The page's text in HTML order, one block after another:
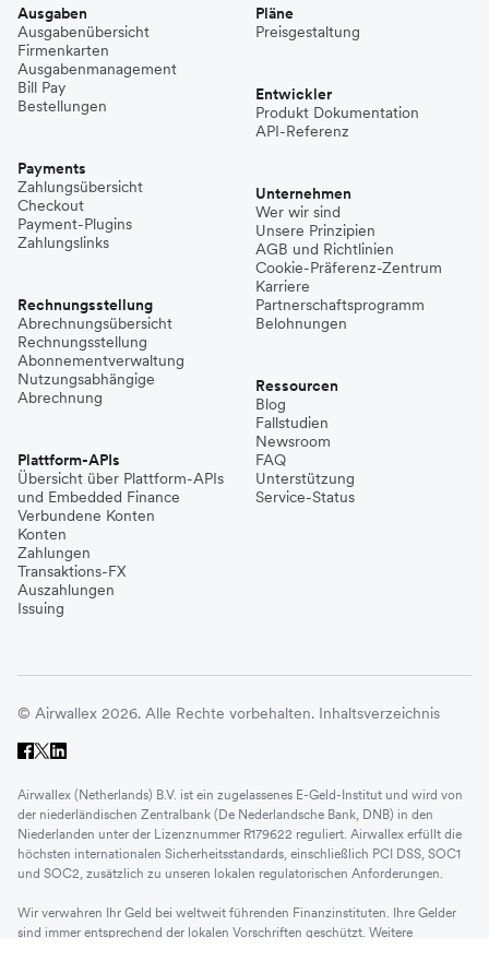
Ausgaben
Ausgabenübersicht
Firmenkarten
Ausgabenmanagement
Bill Pay
Bestellungen
Payments
Zahlungsübersicht
Checkout
Payment-Plugins
Zahlungslinks
Rechnungsstellung
Abrechnungsübersicht
Rechnungsstellung
Abonnementverwaltung
Nutzungsabhängige
Abrechnung
Plattform-APIs
Übersicht über Plattform-APIs
und Embedded Finance
Verbundene Konten
Konten
Zahlungen
Transaktions-FX
Auszahlungen
Issuing
Pläne
Preisgestaltung
Entwickler
Produkt Dokumentation
API-Referenz
Unternehmen
Wer wir sind
Unsere Prinzipien
AGB und Richtlinien
Cookie-Präferenz-Zentrum
Karriere
Partnerschaftsprogramm
Belohnungen
Ressourcen
Blog
Fallstudien
Newsroom
FAQ
Unterstützung
Service-Status
© Airwallex 2026. Alle Rechte vorbehalten. Inhaltsverzeichnis
Airwallex (Netherlands) B.V. ist ein zugelassenes E-Geld-Institut und wird von
der niederländischen Zentralbank (De Nederlandsche Bank, DNB) in den
Niederlanden unter der Lizenznummer R179622 reguliert. Airwallex erfüllt die
höchsten internationalen Sicherheitsstandards, einschließlich PCI DSS, SOC1
und SOC2, zusätzlich zu unseren lokalen regulatorischen Anforderungen.
Wir verwahren Ihr Geld bei weltweit führenden Finanzinstituten. Ihre Gelder
sind immer entsprechend der lokalen Vorschriften geschützt. Weitere